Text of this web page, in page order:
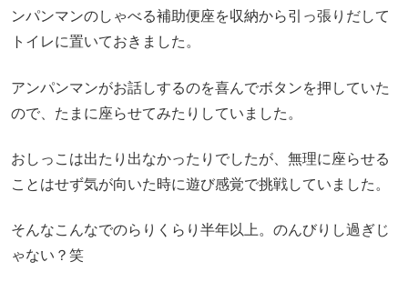
ンパンマンのしゃべる補助便座を収納から引っ張りだして
トイレに置いておきました。
アンパンマンがお話しするのを喜んでボタンを押していた
ので、たまに座らせてみたりしていました。
おしっこは出たり出なかったりでしたが、無理に座らせる
ことはせず気が向いた時に遊び感覚で挑戦していました。
そんなこんなでのらりくらり半年以上。のんびりし過ぎじ
ゃない？笑